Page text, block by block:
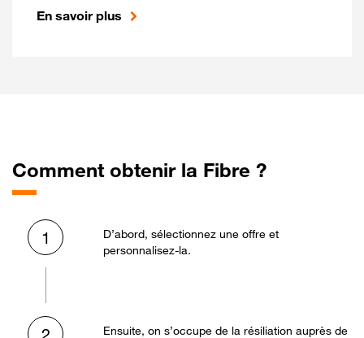
En savoir plus
Comment obtenir la Fibre ?
1
D’abord, sélectionnez une offre et
personnalisez-la.
Ensuite, on s’occupe de la résiliation auprès de